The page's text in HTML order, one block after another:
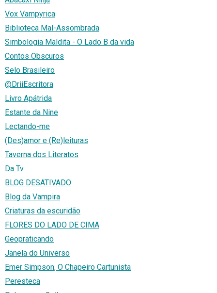
Vox Vampyrica
Biblioteca Mal-Assombrada
Simbologia Maldita - O Lado B da vida
Contos Obscuros
Selo Brasileiro
@DriiEscritora
Livro Apátrida
Estante da Nine
Lectando-me
(Des)amor e (Re)leituras
Taverna dos Literatos
Da Tv
BLOG DESATIVADO
Blog da Vampira
Criaturas da escuridão
FLORES DO LADO DE CIMA
Geopraticando
Janela do Universo
Emer Simpson, O Chapeiro Cartunista
Peresteca